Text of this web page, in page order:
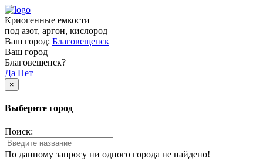
Криогенные емкости
под азот, аргон, кислород
Ваш город: Благовещенск
Ваш город
Благовещенск?
Да Нет
×
Выберите город
Поиск:
По данному запросу ни одного города не найдено!